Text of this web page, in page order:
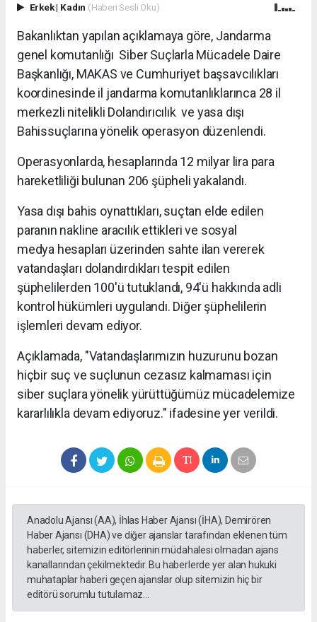
Erkek| Kadın (Haberi Sesli Oku)
Bakanlıktan yapılan açıklamaya göre, Jandarma
genel komutanlığı Siber Suçlarla Mücadele Daire
Başkanlığı, MAKAS ve Cumhuriyet başsavcılıkları
koordinesinde il jandarma komutanlıklarınca 28 il
merkezli nitelikli Dolandırıcılık ve yasa dışı
Bahissuçlarına yönelik operasyon düzenlendi.
Operasyonlarda, hesaplarında 12 milyar lira para
hareketliliği bulunan 206 şüpheli yakalandı.
Yasa dışı bahis oynattıkları, suçtan elde edilen
paranın nakline aracılık ettikleri ve sosyal
medya hesapları üzerinden sahte ilan vererek
vatandaşları dolandırdıkları tespit edilen
şüphelilerden 100'ü tutuklandı, 94'ü hakkında adli
kontrol hükümleri uygulandı. Diğer şüphelilerin
işlemleri devam ediyor.
Açıklamada, "Vatandaşlarımızın huzurunu bozan
hiçbir suç ve suçlunun cezasız kalmaması için
siber suçlara yönelik yürüttüğümüz mücadelemize
kararlılıkla devam ediyoruz." ifadesine yer verildi.
Anadolu Ajansı (AA), İhlas Haber Ajansı (İHA), Demirören
Haber Ajansı (DHA) ve diğer ajanslar tarafından eklenen tüm
haberler, sitemizin editörlerinin müdahalesi olmadan ajans
kanallarından çekilmektedir. Bu haberlerde yer alan hukuki
muhataplar haberi geçen ajanslar olup sitemizin hiç bir
editörü sorumlu tutulamaz...